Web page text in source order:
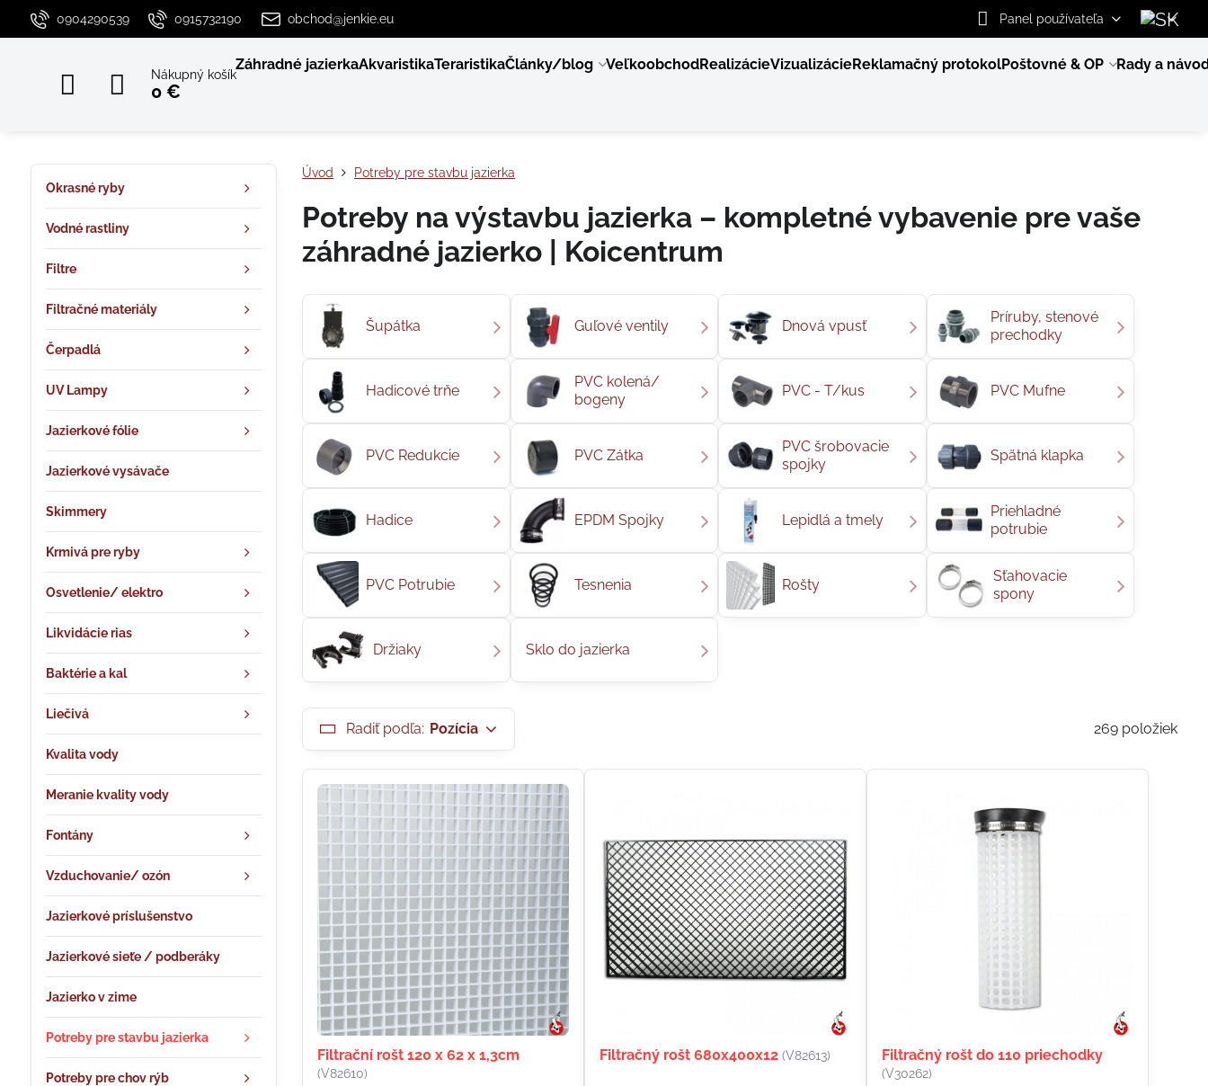
0904290539 0915732190 obchod@jenkie.eu Panel používateľa
Nákupný košík
0 €
Záhradné jazierkaAkvaristikaTeraristikaČlánky/blog VeľkoobchodRealizácieVizualizácieReklamačný protokolPoštovné & OP Rady a
Úvod Potreby pre stavbu jazierka
Potreby na výstavbu jazierka – kompletné vybavenie pre vaše
záhradné jazierko | Koicentrum
Šupátka Guľové ventily Dnová vpusť
Príruby, stenové
prechodky
Hadicové trňe
PVC kolená/
bogeny
PVC - T/kus PVC Mufne
PVC Redukcie PVC Zátka
PVC šrobovacie
spojky
Spätná klapka
Hadice EPDM Spojky Lepidlá a tmely
Priehladné
potrubie
PVC Potrubie Tesnenia Rošty
Sťahovacie
spony
Držiaky Sklo do jazierka
Radiť podľa: Pozícia 269 položiek
Filtrační rošt 120 x 62 x 1,3cm
(V82610)
Filtračný rošt 680x400x12 (V82613) Filtračný rošt do 110 priechodky
(V30262)
Okrasné ryby
Vodné rastliny
Filtre
Filtračné materiály
Čerpadlá
UV Lampy
Jazierkové fólie
Jazierkové vysávače
Skimmery
Krmivá pre ryby
Osvetlenie/ elektro
Likvidácie rias
Baktérie a kal
Liečivá
Kvalita vody
Meranie kvality vody
Fontány
Vzduchovanie/ ozón
Jazierkové príslušenstvo
Jazierkové sieťe / podberáky
Jazierko v zime
Potreby pre stavbu jazierka
Potreby pre chov rýb